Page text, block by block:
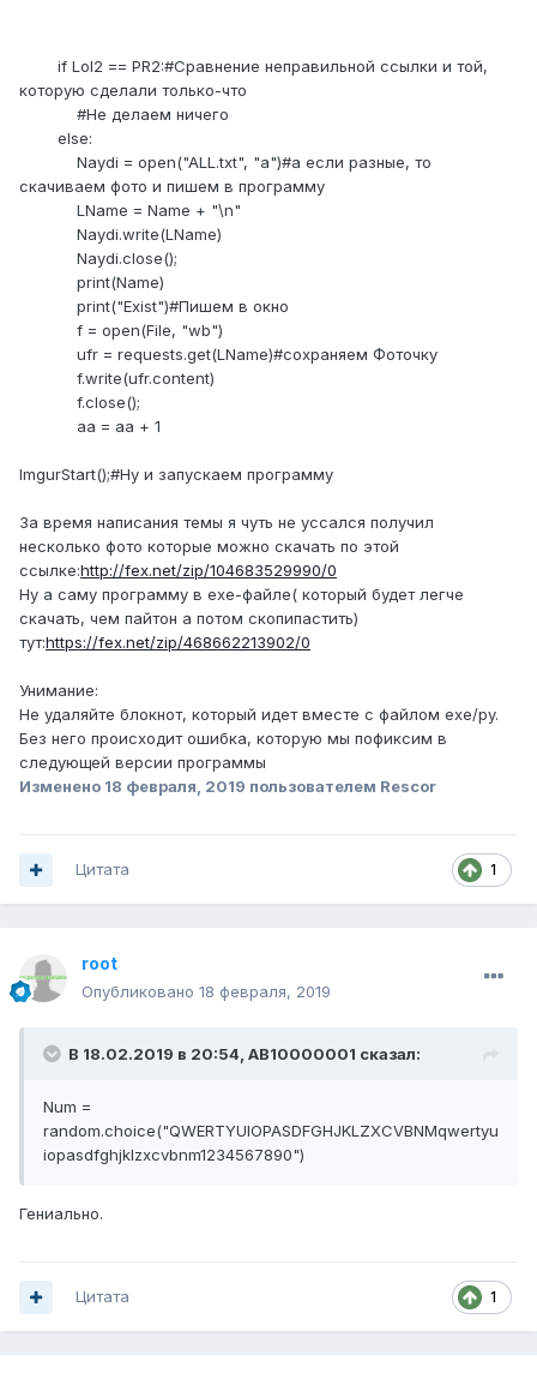
if Lol2 == PR2:#Сравнение неправильной ссылки и той,
которую сделали только-что
#Не делаем ничего
else:
Naydi = open("ALL.txt", "a")#а если разные, то
скачиваем фото и пишем в программу
LName = Name + "\n"
Naydi.write(LName)
Naydi.close();
print(Name)
print("Exist")#Пишем в окно
f = open(File, "wb")
ufr = requests.get(LName)#сохраняем Фоточку
f.write(ufr.content)
f.close();
aa = aa + 1
ImgurStart();#Ну и запускаем программу
За время написания темы я чуть не уссался получил
несколько фото которые можно скачать по этой
ссылке:http://fex.net/zip/104683529990/0
Ну а саму программу в exe-файле( который будет легче
скачать, чем пайтон а потом скопипастить)
тут:https://fex.net/zip/468662213902/0
Унимание:
Не удаляйте блокнот, который идет вместе с файлом exe/py.
Без него происходит ошибка, которую мы пофиксим в
следующей версии программы
Изменено 18 февраля, 2019 пользователем Rescor
1
Цитата
root
Опубликовано 18 февраля, 2019
В 18.02.2019 в 20:54, AB10000001 сказал:
Num =
random.choice("QWERTYUIOPASDFGHJKLZXCVBNMqwertyu
iopasdfghjklzxcvbnm1234567890")
Гениально.
1
Цитата